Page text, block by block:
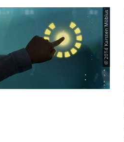
© 2014 Karsten Möbius